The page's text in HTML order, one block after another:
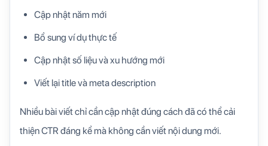
Cập nhật năm mới
Bổ sung ví dụ thực tế
Cập nhật số liệu và xu hướng mới
Viết lại title và meta description
Nhiều bài viết chỉ cần cập nhật đúng cách đã có thể cải
thiện CTR đáng kể mà không cần viết nội dung mới.